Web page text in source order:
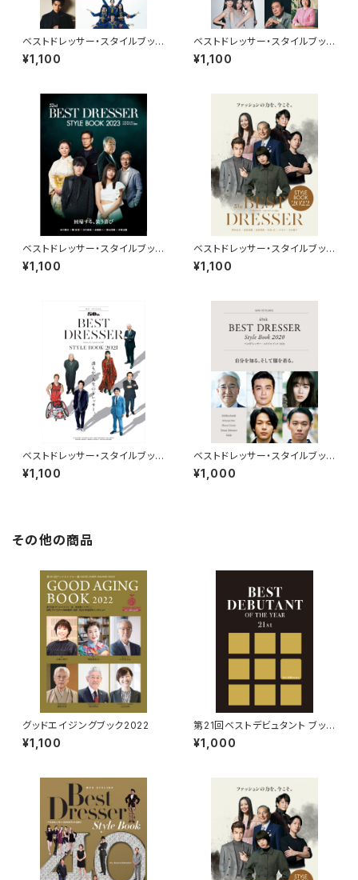
ベストドレッサー・スタイルブック
2025
¥1,100
ベストドレッサー・スタイルブック
2024
¥1,100
ベストドレッサー・スタイルブック
2023
¥1,100
ベストドレッサー・スタイルブック
2022
¥1,100
ベストドレッサー・スタイルブック
2021
¥1,100
ベストドレッサー・スタイルブック
2020
¥1,000
その他の商品
グッドエイジングブック2022
¥1,100
第21回ベストデビュタント ブック
レット
¥1,000